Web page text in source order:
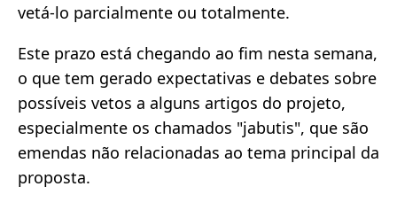
vetá-lo parcialmente ou totalmente.
Este prazo está chegando ao fim nesta semana,
o que tem gerado expectativas e debates sobre
possíveis vetos a alguns artigos do projeto,
especialmente os chamados "jabutis", que são
emendas não relacionadas ao tema principal da
proposta.